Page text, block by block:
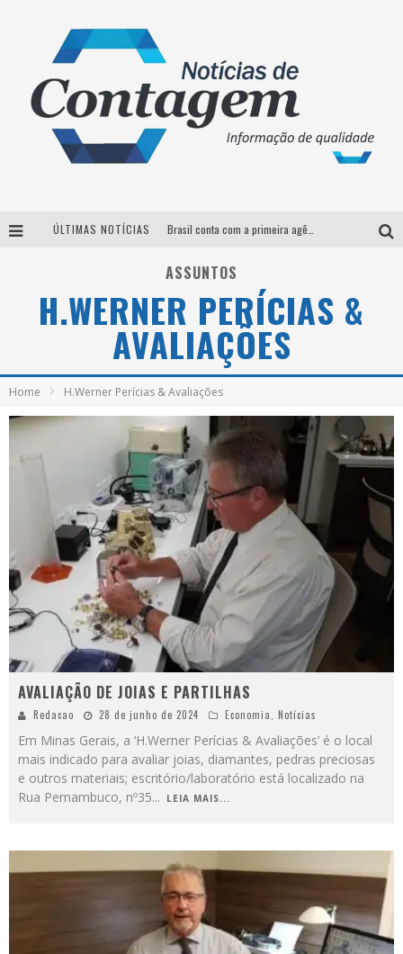
ÚLTIMAS NOTÍCIAS
Votação para o concurso Rainha do Pedro Leopoldo Rodeio Show 2026 é liberada no G1
ASSUNTOS
H.WERNER PERÍCIAS &
AVALIAÇÕES
Home H.Werner Perícias & Avaliações
AVALIAÇÃO DE JOIAS E PARTILHAS
Redacao 28 de junho de 2024 Economia, Notícias
Em Minas Gerais, a ‘H.Werner Perícias & Avaliações’ é o local
mais indicado para avaliar joias, diamantes, pedras preciosas
e outros materiais; escritório/laboratório está localizado na
Rua Pernambuco, nº35... LEIA MAIS...